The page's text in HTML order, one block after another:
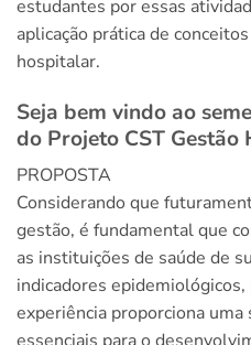
estudantes por essas
aplicação prática de
hospitalar.
Seja bem vindo ao
do Projeto CST
PROPOSTA
Considerando que
gestão, é fundamental que
as instituições de saúde de
indicadores epidemiológicos,
experiência proporciona